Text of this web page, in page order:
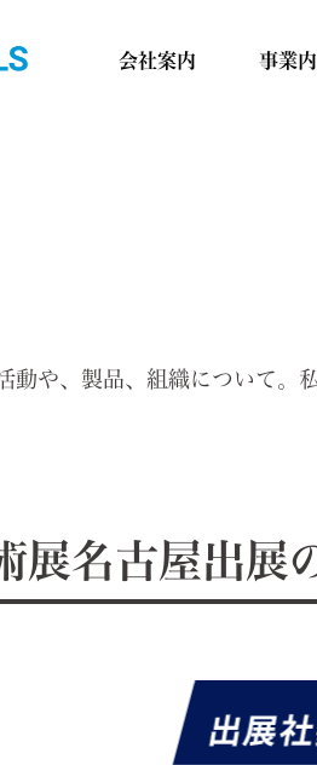
会社案内 事業
動や、製品、組織について。
展名古屋出展